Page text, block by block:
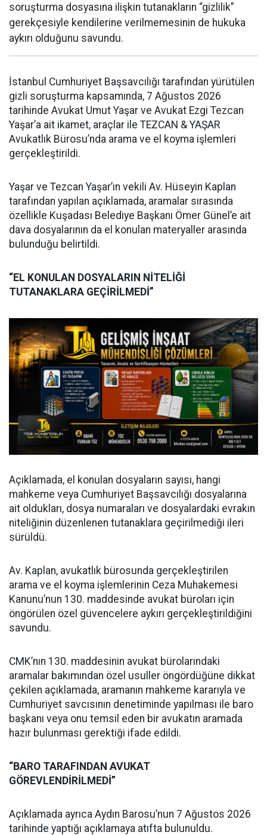
soruşturma dosyasına ilişkin tutanakların “gizlilik”
gerekçesiyle kendilerine verilmemesinin de hukuka
aykırı olduğunu savundu.
İstanbul Cumhuriyet Başsavcılığı tarafından yürütülen
gizli soruşturma kapsamında, 7 Ağustos 2026
tarihinde Avukat Umut Yaşar ve Avukat Ezgi Tezcan
Yaşar’a ait ikamet, araçlar ile TEZCAN & YAŞAR
Avukatlık Bürosu’nda arama ve el koyma işlemleri
gerçekleştirildi.
Yaşar ve Tezcan Yaşar’ın vekili Av. Hüseyin Kaplan
tarafından yapılan açıklamada, aramalar sırasında
özellikle Kuşadası Belediye Başkanı Ömer Günel’e ait
dava dosyalarının da el konulan materyaller arasında
bulunduğu belirtildi.
“EL KONULAN DOSYALARIN NİTELİĞİ
TUTANAKLARA GEÇİRİLMEDİ”
Açıklamada, el konulan dosyaların sayısı, hangi
mahkeme veya Cumhuriyet Başsavcılığı dosyalarına
ait oldukları, dosya numaraları ve dosyalardaki evrakın
niteliğinin düzenlenen tutanaklara geçirilmediği ileri
sürüldü.
Av. Kaplan, avukatlık bürosunda gerçekleştirilen
arama ve el koyma işlemlerinin Ceza Muhakemesi
Kanunu’nun 130. maddesinde avukat büroları için
öngörülen özel güvencelere aykırı gerçekleştirildiğini
savundu.
CMK’nın 130. maddesinin avukat bürolarındaki
aramalar bakımından özel usuller öngördüğüne dikkat
çekilen açıklamada, aramanın mahkeme kararıyla ve
Cumhuriyet savcısının denetiminde yapılması ile baro
başkanı veya onu temsil eden bir avukatın aramada
hazır bulunması gerektiği ifade edildi.
“BARO TARAFINDAN AVUKAT
GÖREVLENDİRİLMEDİ”
Açıklamada ayrıca Aydın Barosu’nun 7 Ağustos 2026
tarihinde yaptığı açıklamaya atıfta bulunuldu.